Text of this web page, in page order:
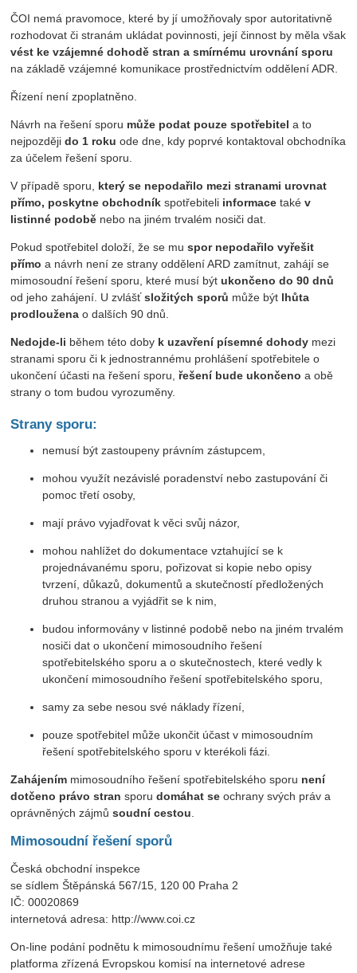
ČOI nemá pravomoce, které by jí umožňovaly spor autoritativně
rozhodovat či stranám ukládat povinnosti, její činnost by měla však
vést ke vzájemné dohodě stran a smírnému urovnání sporu
na základě vzájemné komunikace prostřednictvím oddělení ADR.
Řízení není zpoplatněno.
Návrh na řešení sporu může podat pouze spotřebitel a to
nejpozdějido 1 roku ode dne, kdy poprvé kontaktoval obchodníka
za účelem řešení sporu.
V případě sporu, který se nepodařilo mezi stranami urovnat
přímo, poskytne obchodník spotřebiteli informacetakév
listinné podobě nebo na jiném trvalém nosiči dat.
Pokud spotřebitel doloží, že se muspor nepodařilo vyřešit
přímo a návrh není ze strany oddělení ARD zamítnut, zahájí se
mimosoudní řešení sporu, které musí býtukončeno do 90 dnů
od jeho zahájení. U zvlášťsložitých sporů může být lhůta
prodloužena o dalších 90 dnů.
Nedojde-li během této doby k uzavření písemné dohody mezi
stranami sporu či k jednostrannému prohlášení spotřebitele o
ukončení účasti na řešení sporu,řešení bude ukončeno a obě
strany o tom budou vyrozuměny.
Strany sporu:
nemusí být zastoupeny právním zástupcem,
mohou využít nezávislé poradenství nebo zastupování či
pomoc třetí osoby,
mají právo vyjadřovat k věci svůj názor,
mohou nahlížet do dokumentace vztahující se k
projednávanému sporu, pořizovat si kopie nebo opisy
tvrzení, důkazů, dokumentů a skutečností předložených
druhou stranou a vyjádřit se k nim,
budou informovány v listinné podobě nebo na jiném trvalém
nosiči dat o ukončení mimosoudního řešení
spotřebitelského sporu a o skutečnostech, které vedly k
ukončení mimosoudního řešení spotřebitelského sporu,
samy za sebe nesou své náklady řízení,
pouze spotřebitel může ukončit účast v mimosoudním
řešení spotřebitelského sporu v kterékoli fázi.
Zahájením mimosoudního řešení spotřebitelského sporu není
dotčeno právo stran sporudomáhat se ochrany svých práv a
oprávněných zájmůsoudní cestou
Mimosoudní řešení sporů
Česká obchodní inspekce
se sídlem Štěpánská 567/15, 120 00 Praha 2
IČ: 00020869
internetová adresa: http://www.coi.cz
On-line podání podnětu k mimosoudnímu řešení umožňuje také
platforma zřízená Evropskou komisí na internetové adrese